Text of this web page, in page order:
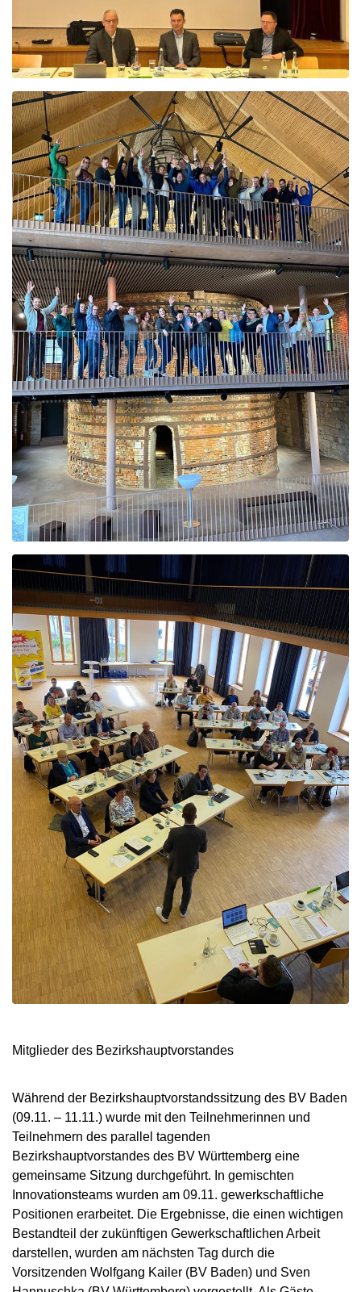
Mitglieder des Bezirkshauptvorstandes
Während der Bezirkshauptvorstandssitzung des BV Baden
(09.11. – 11.11.) wurde mit den Teilnehmerinnen und
Teilnehmern des parallel tagenden
Bezirkshauptvorstandes des BV Württemberg eine
gemeinsame Sitzung durchgeführt. In gemischten
Innovationsteams wurden am 09.11. gewerkschaftliche
Positionen erarbeitet. Die Ergebnisse, die einen wichtigen
Bestandteil der zukünftigen Gewerkschaftlichen Arbeit
darstellen, wurden am nächsten Tag durch die
Vorsitzenden Wolfgang Kailer (BV Baden) und Sven